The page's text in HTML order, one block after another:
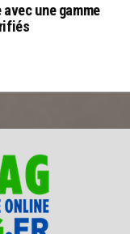
une gamme